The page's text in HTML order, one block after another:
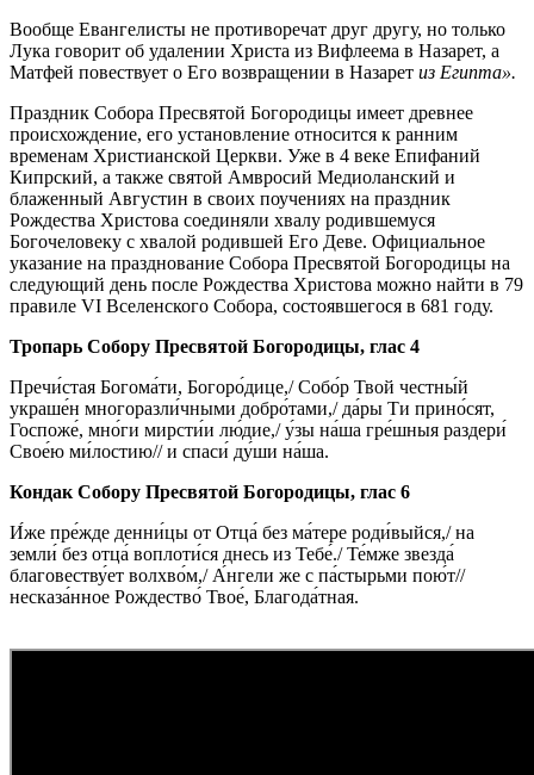
Во­об­ще Еван­ге­ли­сты не про­ти­во­ре­чат друг дру­гу, но толь­ко
Лу­ка го­во­рит об уда­ле­нии Хри­ста из Виф­ле­е­ма в На­за­рет, а
Мат­фей по­вест­ву­ет о Его воз­вра­ще­нии в На­за­рет из Егип­та».
Праздник Собора Пресвятой Богородицы имеет древнее
происхождение, его установление относится к ранним
временам Христианской Церкви. Уже в 4 веке Епифаний
Кипрский, а также святой Амвросий Медиоланский и
блаженный Августин в своих поучениях на праздник
Рождества Христова соединяли хвалу родившемуся
Богочеловеку с хвалой родившей Его Деве. Официальное
указание на празднование Собора Пресвятой Богородицы на
следующий день после Рождества Христова можно найти в 79
правиле VI Вселенского Собора, состоявшегося в 681 году.
Тропарь Собору Пресвятой Богородицы, глас 4
Пречи́стая Богома́ти, Богоро́дице,/ Собо́р Твой честны́й
украше́н многоразли́чными добро́тами,/ да́ры Ти прино́сят,
Госпоже́, мно́ги мирсти́и лю́дие,/ у́зы на́ша гре́шныя раздери́
Свое́ю ми́лостию// и спаси́ ду́ши на́ша.
Кондак Собору Пресвятой Богородицы, глас 6
И́же пре́жде денни́цы от Отца́ без ма́тере роди́выйся,/ на
земли́ без отца́ воплоти́ся днесь из Тебе́./ Те́мже звезда́
благовеству́ет волхво́м,/ А́нгели же с па́стырьми пою́т//
несказа́нное Рождество́ Твое́, Благода́тная.